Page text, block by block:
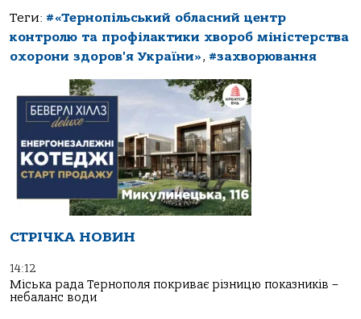
Теги: #«Тернопільський обласний центр
контролю та профілактики хвороб міністерства
охорони здоров'я України», #захворювання
СТРІЧКА НОВИН
14:12
Міська рада Тернополя покриває різницю показників –
небаланс води